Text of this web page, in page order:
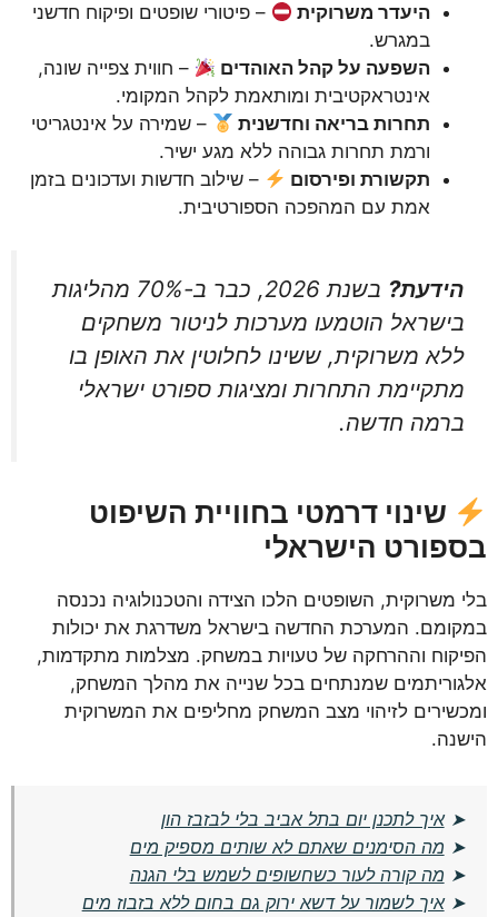
היעדר משרוקית
– פיטורי שופטים ופיקוח חדשני
במגרש.
השפעה על קהל האוהדים
– חווית צפייה שונה,
אינטראקטיבית ומותאמת לקהל המקומי.
תחרות בריאה וחדשנית
– שמירה על אינטגריטי
ורמת תחרות גבוהה ללא מגע ישיר.
תקשורת ופירסום
– שילוב חדשות ועדכונים בזמן
אמת עם המהפכה הספורטיבית.
הידעת?
בשנת 2026, כבר ב-70% מהליגות
בישראל הוטמעו מערכות לניטור משחקים
ללא משרוקית, ששינו לחלוטין את האופן בו
מתקיימת התחרות ומציגות ספורט ישראלי
ברמה חדשה.
שינוי דרמטי בחוויית השיפוט
בספורט הישראלי
בלי משרוקית, השופטים הלכו הצידה והטכנולוגיה נכנסה
במקומם. המערכת החדשה בישראל משדרגת את יכולות
הפיקוח וההרחקה של טעויות במשחק. מצלמות מתקדמות,
אלגוריתמים שמנתחים בכל שנייה את מהלך המשחק,
ומכשירים לזיהוי מצב המשחק מחליפים את המשרוקית
הישנה.
➤איך לתכנן יום בתל אביב בלי לבזבז הון
➤ מה הסימנים שאתם לא שותים מספיק מים
➤ מה קורה לעור כשחשופים לשמש בלי הגנה
➤איך לשמור על דשא ירוק גם בחום ללא בזבוז מים